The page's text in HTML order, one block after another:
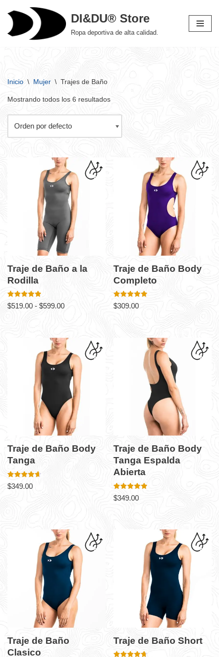
Saltar
al
DI&DU® Store
Ropa deportiva de alta calidad.
Inicio \ Mujer \ Trajes de Baño
Mostrando todos los 6 resultados
Traje de Baño a la
Rodilla
Valorado en
5.00
$519.00 - $599.00
Traje de Baño Body
Completo
Valorado en
5.00
$309.00
Traje de Baño Body
Tanga
Valorado
en
$349.00
Traje de Baño Body
Tanga Espalda
Abierta
Valorado en
4.92
$349.00
Traje de Baño
Clasico
Traje de Baño Short